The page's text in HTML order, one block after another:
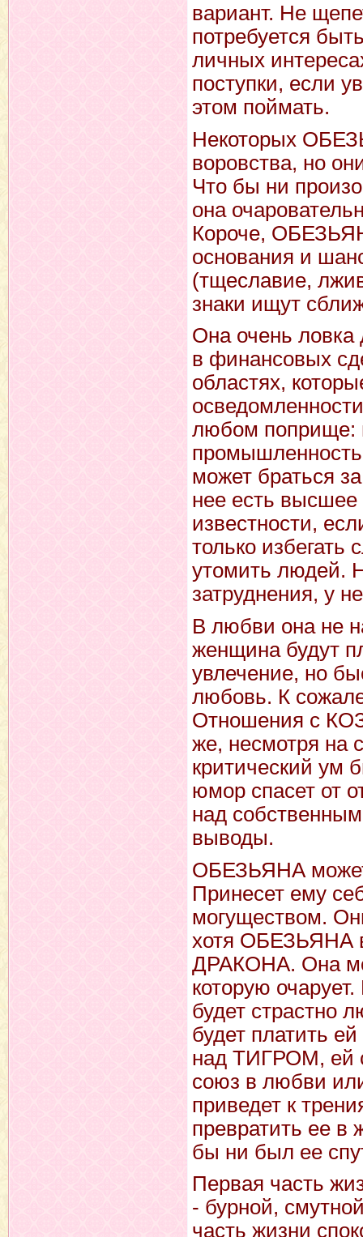
вариант. Не
потребуется
личных
поступки, если
этом поймать.
Некоторых
воровства, но
Что бы ни
она
Короче,
основания и
(тщеславие,
знаки ищут
Она очень ловка
в финансовых
областях,
любом поприще:
промышленность
может браться
нее есть высшее
известности,
только избегать
утомить людей.
затруднения, у
В любви она не
женщина будут
увлечение, но
любовь. К
Отношения с
же, несмотря на
критический ум
юмор спасет от
над
выводы.
ОБЕЗЬЯНА
Принесет ему
могуществом.
хотя ОБЕЗЬЯНА
ДРАКОНА. Она
которую
будет страстно
будет платить
над ТИГРОМ, ей
союз в любви
приведет к
превратить ее в
бы ни был ее
Первая часть
- бурной,
часть жизни